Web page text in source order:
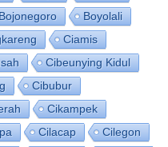
Bojonegoro
Boyolali
Ciamis
Cibeunying Kidul
Cibubur
Cikampek
Cilacap
Cilegon